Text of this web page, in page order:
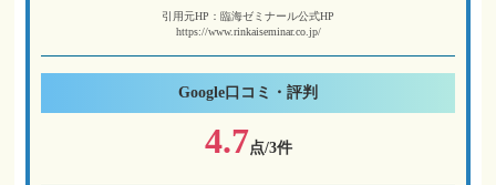
引用元HP：臨海ゼミナール公式HP
https://www.rinkaiseminar.co.jp/
Google 口コミ・評判
4.7点/3件